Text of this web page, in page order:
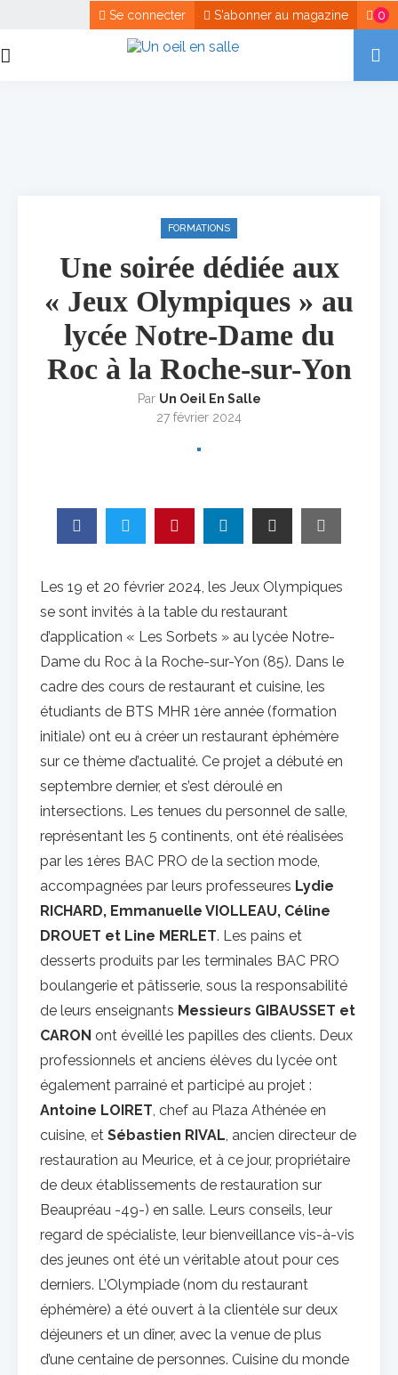
0
S'abonner au magazine
Se connecter
FORMATIONS
Une soirée dédiée aux
« Jeux Olympiques » au
lycée Notre-Dame du
Roc à la Roche-sur-Yon
Par Un Oeil En Salle
27 février 2024
Les 19 et 20 février 2024, les Jeux Olympiques
se sont invités à la table du restaurant
d’application « Les Sorbets » au lycée Notre-
Dame du Roc à la Roche-sur-Yon (85). Dans le
cadre des cours de restaurant et cuisine, les
étudiants de BTS MHR 1ère année (formation
initiale) ont eu à créer un restaurant éphémère
sur ce thème d’actualité. Ce projet a débuté en
septembre dernier, et s’est déroulé en
intersections. Les tenues du personnel de salle,
représentant les 5 continents, ont été réalisées
par les 1ères BAC PRO de la section mode,
accompagnées par leurs professeures Lydie
RICHARD, Emmanuelle VIOLLEAU, Céline
DROUET et Line MERLET. Les pains et
desserts produits par les terminales BAC PRO
boulangerie et pâtisserie, sous la responsabilité
de leurs enseignants Messieurs GIBAUSSET et
CARON ont éveillé les papilles des clients. Deux
professionnels et anciens élèves du lycée ont
également parrainé et participé au projet :
Antoine LOIRET, chef au Plaza Athénée en
cuisine, et Sébastien RIVAL, ancien directeur de
restauration au Meurice, et à ce jour, propriétaire
de deux établissements de restauration sur
Beaupréau -49-) en salle. Leurs conseils, leur
regard de spécialiste, leur bienveillance vis-à-vis
des jeunes ont été un véritable atout pour ces
derniers. L’Olympiade (nom du restaurant
éphémère) a été ouvert à la clientèle sur deux
déjeuners et un dîner, avec la venue de plus
d’une centaine de personnes. Cuisine du monde